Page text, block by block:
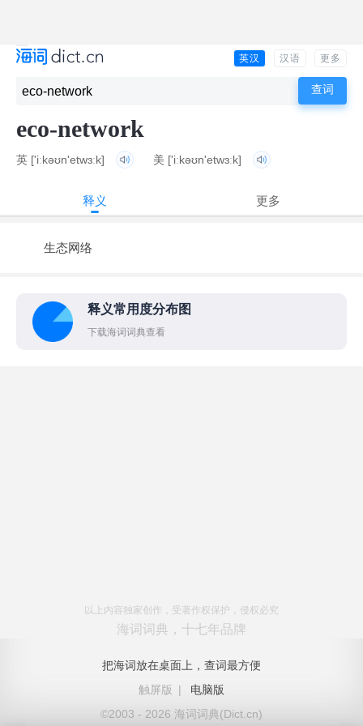
英汉 汉语 更多
eco-network
英 ['iːkəʊn'etwɜːk] 美 ['iːkəʊn'etwɜːk]
释义 更多
生态网络
释义常用度分布图
下载海词词典查看
以上内容独家创作，受著作权保护，侵权必究
海词词典，十七年品牌
把海词放在桌面上，查词最方便
触屏版
|
电脑版
©2003 - 2026 海词词典(Dict.cn)